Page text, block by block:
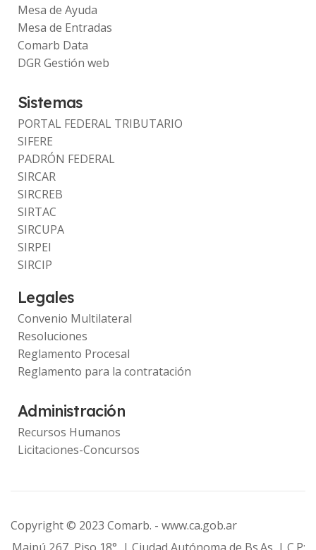
Mesa de Ayuda
Mesa de Entradas
Comarb Data
DGR Gestión web
Sistemas
PORTAL FEDERAL TRIBUTARIO
SIFERE
PADRÓN FEDERAL
SIRCAR
SIRCREB
SIRTAC
SIRCUPA
SIRPEI
SIRCIP
Legales
Convenio Multilateral
Resoluciones
Reglamento Procesal
Reglamento para la contratación
Administración
Recursos Humanos
Licitaciones-Concursos
Copyright © 2023 Comarb. -www.ca.gob.ar